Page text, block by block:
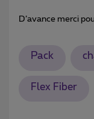
D’avance merci
Pack
Flex Fiber